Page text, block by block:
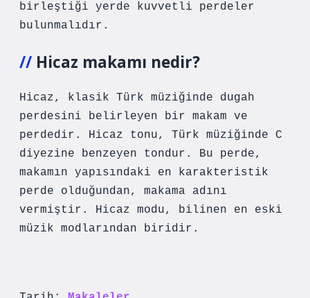
birleştiği yerde kuvvetli perdeler
bulunmalıdır.
Hicaz makamı nedir?
Hicaz, klasik Türk müziğinde dugah
perdesini belirleyen bir makam ve
perdedir. Hicaz tonu, Türk müziğinde C
diyezine benzeyen tondur. Bu perde,
makamın yapısındaki en karakteristik
perde olduğundan, makama adını
vermiştir. Hicaz modu, bilinen en eski
müzik modlarından biridir.